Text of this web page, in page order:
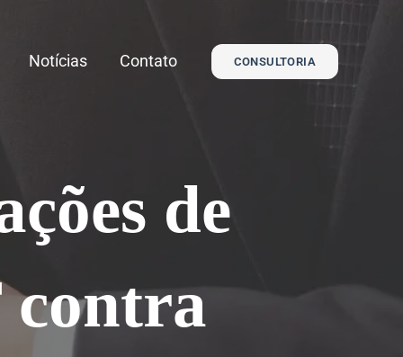
Notícias Contato CONSULTORIA
de
contra